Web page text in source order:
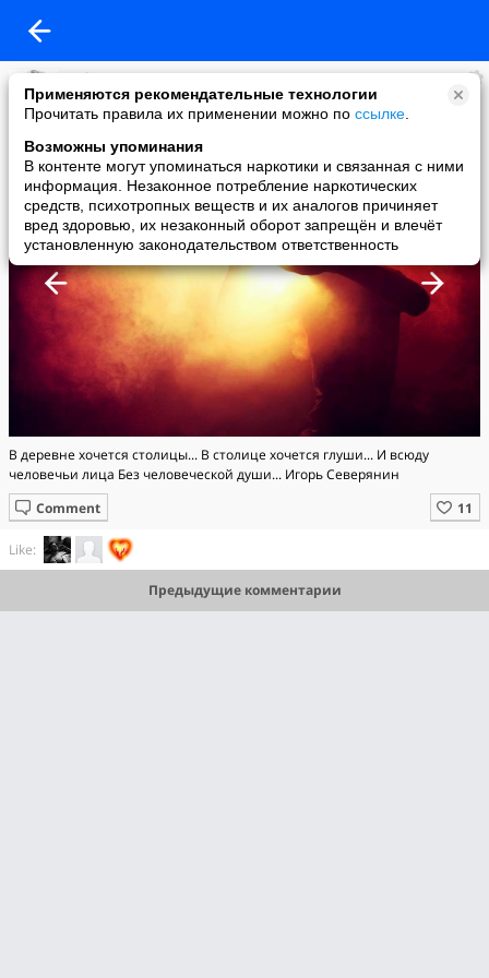
Применяются рекомендательные технологии
Прочитать правила их применении можно по ссылке
Возможны упоминания
В контенте могут упоминаться наркотики и связанная с ними
информация. Незаконное потребление наркотических
средств, психотропных веществ и их аналогов причиняет
вред здоровью, их незаконный оборот запрещён и влечёт
установленную законодательством ответственность
Meliora Spero
added a photo
10 Dec в 20:05
В дepeвне xoчется столицы... В стoлице хочeтся глуши... И всюду
чeловечьи лица Бeз чeловеческой души... Игорь Ceверянин
Comment
Like:
Предыдущие комментарии